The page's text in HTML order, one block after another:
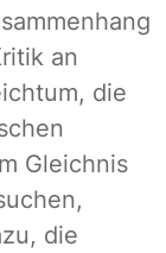
an
die
Gleichnis
die